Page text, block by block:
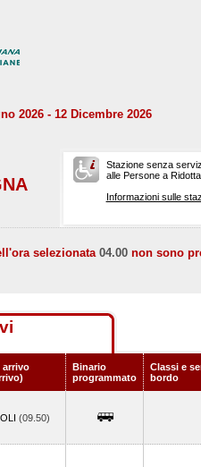
2026 - 12 Dicembre 2026
Stazione senza
alle Persone a
Informazioni sulle
selezionata04.00 non sono
arrivo
Binario
programmato
Classi e
bordo
(09.50)